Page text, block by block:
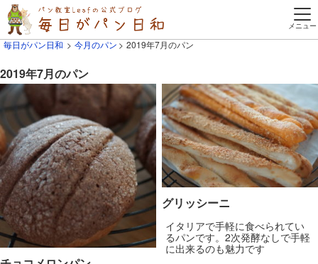
毎日がパン日和 今月のパン 2019年7月のパン
2019年7月のパン
グリッシーニ
イタリアで手軽に食べられてい
るパンです。2次発酵なしで手軽
に出来るのも魅力です